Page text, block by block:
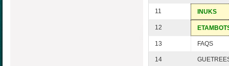
11 INUKS
12
13 FAQS
14